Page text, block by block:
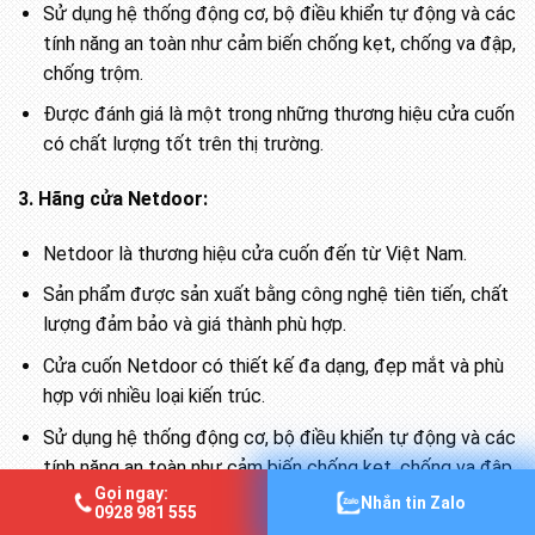
Sử dụng hệ thống động cơ, bộ điều khiển tự động và các
tính năng an toàn như cảm biến chống kẹt, chống va đập,
chống trộm.
Được đánh giá là một trong những thương hiệu cửa cuốn
có chất lượng tốt trên thị trường.
3. Hãng cửa Netdoor:
Netdoor là thương hiệu cửa cuốn đến từ Việt Nam.
Sản phẩm được sản xuất bằng công nghệ tiên tiến, chất
lượng đảm bảo và giá thành phù hợp.
Cửa cuốn Netdoor có thiết kế đa dạng, đẹp mắt và phù
hợp với nhiều loại kiến trúc.
Sử dụng hệ thống động cơ, bộ điều khiển tự động và các
tính năng an toàn như cảm biến chống kẹt, chống va đập.
Được đánh giá là một trong những thương hiệu cửa cuốn
Gọi ngay:
0928 981 555
Nhắn tin Zalo